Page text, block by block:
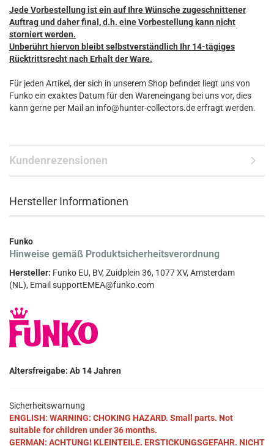
Jede Vorbestellung ist ein auf Ihre Wünsche zugeschnittener
Auftrag und daher final, d.h. eine Vorbestellung kann nicht
storniert werden.
Unberührt hiervon bleibt selbstverständlich Ihr 14-tägiges
Rücktrittsrecht nach Erhalt der Ware.
Für jeden Artikel, der sich in unserem Shop befindet liegt uns von
Funko ein exaktes Datum für den Wareneingang bei uns vor, dies
kann gerne per Mail an info@hunter-collectors.de erfragt werden.
Kundenrezensionen
Hersteller Informationen
Funko
Hinweise gemäß Produktsicherheitsverordnung
Hersteller: Funko EU, BV, Zuidplein 36, 1077 XV, Amsterdam
(NL), Email supportEMEA@funko.com
Altersfreigabe: Ab 14 Jahren
Sicherheitswarnung
ENGLISH: WARNING: CHOKING HAZARD. Small parts. Not
suitable for children under 36 months.
GERMAN: ACHTUNG! KLEINTEILE. ERSTICKUNGSGEFAHR. NICHT